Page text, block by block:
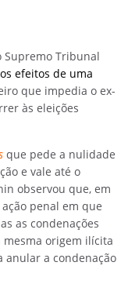
Supremo Tribunal
efeitos de uma
que impedia o ex-
às eleições
que pede a nulidade
e vale até o
observou que, em
penal em que
as condenações
mesma origem ilícita
anular a condenação